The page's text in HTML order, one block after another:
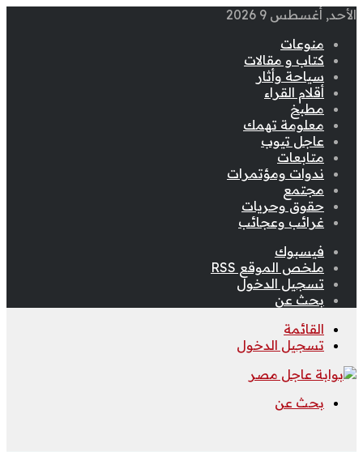
الأحد, أغسطس 9 2026
منوعات
كتاب و مقالات
سياحة وأثار
أقلام القراء
مطبخ
معلومة تهمك
عاجل تيوب
متابعات
ندوات ومؤتمرات
مجتمع
حقوق وحريات
غرائب وعجائب
فيسبوك
ملخص الموقع RSS
تسجيل الدخول
بحث عن
القائمة
تسجيل الدخول
بحث عن